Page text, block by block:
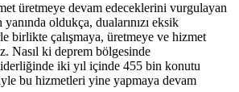
üretmeye devam edeceklerini vurgulayan
oldukça, dualarınızı eksik
birlikte çalışmaya, üretmeye ve hizmet
Nasıl ki deprem bölgesinde
liderliğinde iki yıl içinde 455 bin konutu
bu hizmetleri yine yapmaya devam